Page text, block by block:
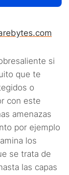
si
que te
o
con este
amenazas
por ejemplo
los
se trata de
las capas